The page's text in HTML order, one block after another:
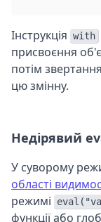
Інструкція with
присвоєння
потім
цю змінну.
Недірявий
У суворому
області
режимі
функції або